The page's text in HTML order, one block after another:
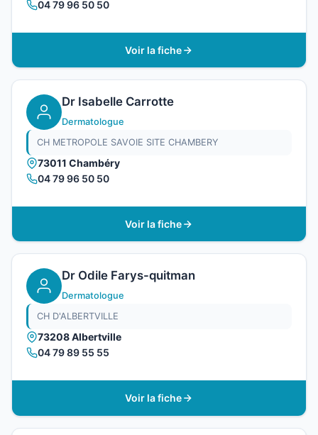
04 79 96 50 50
Voir la fiche
Dr Isabelle Carrotte
Dermatologue
CH METROPOLE SAVOIE SITE CHAMBERY
73011 Chambéry
04 79 96 50 50
Voir la fiche
Dr Odile Farys-quitman
Dermatologue
CH D'ALBERTVILLE
73208 Albertville
04 79 89 55 55
Voir la fiche